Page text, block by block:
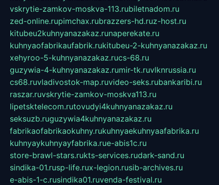
vskrytie-zamkov-moskva-113.rubiletnadom.ru
zed-online.rupimchax.rubrazzers-hd.ruz-host.ru
kitubeu2kuhnyanazakaz.runaperekate.ru
kuhnyaofabrikaufabrik.rukitubeu-2-kuhnyanazakaz.ru
xehyroo-5-kuhnyanazakaz.rucs-68.ru
guzywia-4-kuhnyanazakaz.rumir-tk.ruvlknrussia.ru
cs68.ruvladivostok-map.ruvideo-seks.rubankaribi.ru
raszar.ruvskrytie-zamkov-moskva113.ru
lipetsktelecom.rutovudyi4kuhnyanazakaz.ru
seksuzb.ruguzywia4kuhnyanazakaz.ru
fabrikaofabrikaokuhny.rukuhnyaekuhnyaafabrika.ru
kuhnyaykuhnyayfabrika.rue-abis1c.ru
store-brawl-stars.rukts-services.rudark-sand.ru
sindika-01.rusp-life.rux-legion.rusib-archives.ru
e-abis-1-c.rusindika01.ruvenda-festival.ru